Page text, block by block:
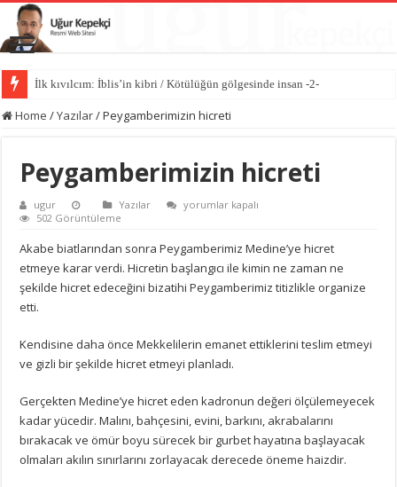
İlk kıvılcım: İblis’in kibri / Kötülüğün gölgesinde insan -2-
Kötülüğün anatomisi / Kötülüğün gölgesinde insan -1-
Home /Yazılar/Peygamberimizin hicreti
Peygamberimizin hicreti
ugur Yazılar
Peygamberimizin
yorumlar kapalı
502 Görüntüleme
Akabe biatlarından sonra Peygamberimiz Medine’ye hicret
etmeye karar verdi. Hicretin başlangıcı ile kimin ne zaman ne
şekilde hicret edeceğini bizatihi Peygamberimiz titizlikle organize
etti.
Kendisine daha önce Mekkelilerin emanet ettiklerini teslim etmeyi
ve gizli bir şekilde hicret etmeyi planladı.
Gerçekten Medine’ye hicret eden kadronun değeri ölçülemeyecek
kadar yücedir. Malını, bahçesini, evini, barkını, akrabalarını
bırakacak ve ömür boyu sürecek bir gurbet hayatına başlayacak
olmaları akılın sınırlarını zorlayacak derecede öneme haizdir.